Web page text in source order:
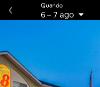
Quando
6–7 ago